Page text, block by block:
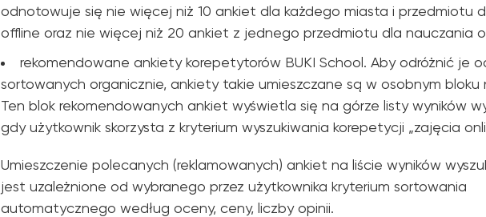
odnotowuje się nie więcej niż 10 ankiet dla każdego miasta i przedmiotu
offline oraz nie więcej niż 20 ankiet z jednego przedmiotu dla nauczania
rekomendowane ankiety korepetytorów BUKI School. Aby odróżnić je
sortowanych organicznie, ankiety takie umieszczane są w osobnym bloku
Ten blok rekomendowanych ankiet wyświetla się na górze listy wyników
gdy użytkownik skorzysta z kryterium wyszukiwania korepetycji „zajęcia
Umieszczenie polecanych (reklamowanych) ankiet na liście wyników
jest uzależnione od wybranego przez użytkownika kryterium sortowania
automatycznego według oceny, ceny, liczby opinii.